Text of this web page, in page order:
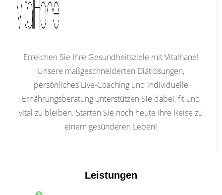
Erreichen Sie Ihre Gesundheitsziele mit Vitalhane!
Unsere maßgeschneiderten Diätlösungen,
persönliches Live-Coaching und individuelle
Ernährungsberatung unterstützen Sie dabei, fit und
vital zu bleiben. Starten Sie noch heute Ihre Reise zu
einem gesünderen Leben!
Leistungen